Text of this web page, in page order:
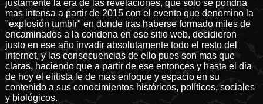
justamente la era de las revelaciones, que solo se pondría
mas intensa a partir de 2015 con el evento que denomino la
"explosión tumblr" en donde tras haberse formado miles de
encaminados a la condena en ese sitio web, decidieron
justo en ese año invadir absolutamente todo el resto del
internet, y las consecuencias de ello pues son mas que
claras, haciendo que a partir de ese entonces y hasta el dia
de hoy el elitista le de mas enfoque y espacio en su
contenido a sus conocimientos históricos, políticos, sociales
y biológicos.